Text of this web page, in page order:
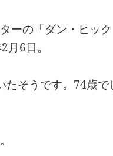
ーの「ダン・ヒック
6日。
たそうです。74歳で